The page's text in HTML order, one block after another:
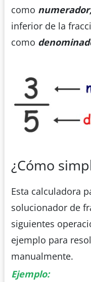
como
inferior de la
como
¿Cómo
Esta calculadora
solucionador de
siguientes
ejemplo para
manualmente.
Ejemplo: